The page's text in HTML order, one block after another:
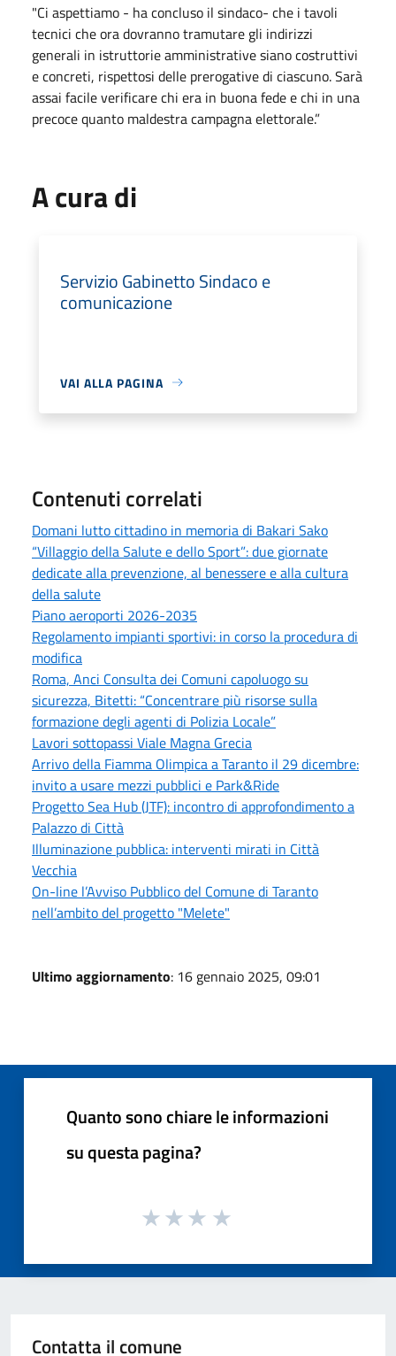
"Ci aspettiamo - ha concluso il sindaco- che i tavoli
tecnici che ora dovranno tramutare gli indirizzi
generali in istruttorie amministrative siano costruttivi
e concreti, rispettosi delle prerogative di ciascuno. Sarà
assai facile verificare chi era in buona fede e chi in una
precoce quanto maldestra campagna elettorale.”
A cura di
Servizio Gabinetto Sindaco e
comunicazione
VAI ALLA PAGINA
Contenuti correlati
Domani lutto cittadino in memoria di Bakari Sako
“Villaggio della Salute e dello Sport”: due giornate
dedicate alla prevenzione, al benessere e alla cultura
della salute
Piano aeroporti 2026-2035
Regolamento impianti sportivi: in corso la procedura di
modifica
Roma, Anci Consulta dei Comuni capoluogo su
sicurezza, Bitetti: “Concentrare più risorse sulla
formazione degli agenti di Polizia Locale”
Lavori sottopassi Viale Magna Grecia
Arrivo della Fiamma Olimpica a Taranto il 29 dicembre:
invito a usare mezzi pubblici e Park&Ride
Progetto Sea Hub (JTF): incontro di approfondimento a
Palazzo di Città
Illuminazione pubblica: interventi mirati in Città
Vecchia
On-line l’Avviso Pubblico del Comune di Taranto
nell’ambito del progetto "Melete"
Ultimo aggiornamento: 16 gennaio 2025, 09:01
Quanto sono chiare le informazioni
su questa pagina?
Contatta il comune